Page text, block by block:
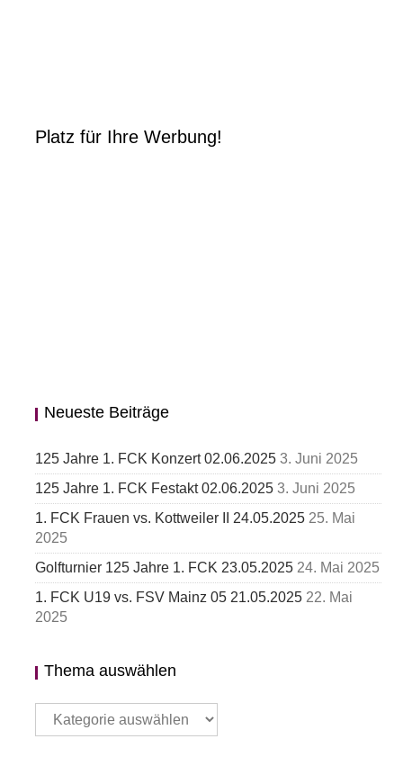
Platz für Ihre Werbung!
Neueste Beiträge
125 Jahre 1. FCK Konzert 02.06.2025 3. Juni 2025
125 Jahre 1. FCK Festakt 02.06.2025 3. Juni 2025
1. FCK Frauen vs. Kottweiler II 24.05.2025 25. Mai
2025
Golfturnier 125 Jahre 1. FCK 23.05.2025 24. Mai 2025
1. FCK U19 vs. FSV Mainz 05 21.05.2025 22. Mai
2025
Thema auswählen
Thema
auswählen